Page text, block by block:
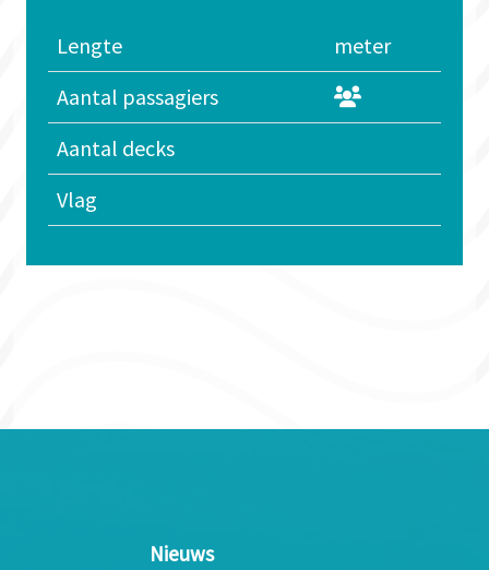
Lengte
meter
Aantal passagiers
Aantal decks
Vlag
Nieuws